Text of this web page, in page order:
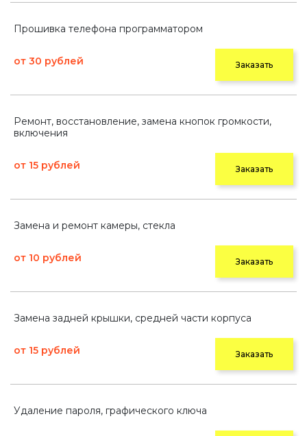
Прошивка телефона программатором
от 30 рублей Заказать
Ремонт, восстановление, замена кнопок громкости,
включения
от 15 рублей Заказать
Замена и ремонт камеры, стекла
от 10 рублей Заказать
Замена задней крышки, средней части корпуса
от 15 рублей Заказать
Удаление пароля, графического ключа